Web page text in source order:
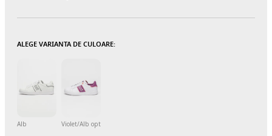
ALEGE VARIANTA DE CULOARE:
Alb Violet/Alb optic